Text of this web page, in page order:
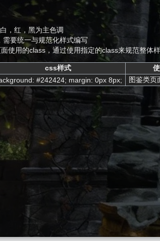
，红，黑为主色调
需要统一与规范化样式编写
使用的class，通过使用指定的class来规范整体
css样式
#242424; margin: 0px 8px; 图鉴类页